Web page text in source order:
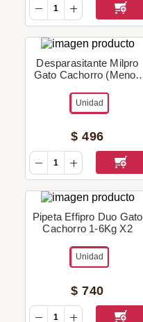
Desparasitante Milpro
Gato Cachorro (Menos
Unidad
$ 496
Pipeta Effipro Duo Gato
Cachorro 1-6Kg X2
Unidad
$ 740